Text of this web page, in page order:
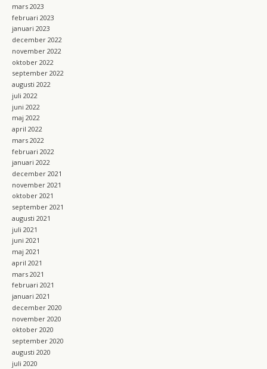
mars 2023
februari 2023
januari 2023
december 2022
november 2022
oktober 2022
september 2022
augusti 2022
juli 2022
juni 2022
maj 2022
april 2022
mars 2022
februari 2022
januari 2022
december 2021
november 2021
oktober 2021
september 2021
augusti 2021
juli 2021
juni 2021
maj 2021
april 2021
mars 2021
februari 2021
januari 2021
december 2020
november 2020
oktober 2020
september 2020
augusti 2020
juli 2020